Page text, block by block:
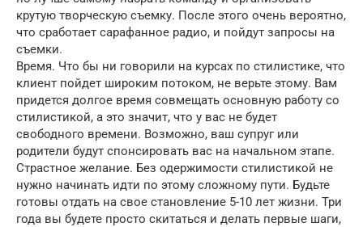
крутую творческую съемку. После этого очень вероятно,
что сработает сарафанное радио, и пойдут запросы на
съемки.
Время. Что бы ни говорили на курсах по стилистике, что
клиент пойдет широким потоком, не верьте этому. Вам
придется долгое время совмещать основную работу со
стилистикой, а это значит, что у вас не будет
свободного времени. Возможно, ваш супруг или
родители будут спонсировать вас на начальном этапе.
Страстное желание. Без одержимости стилистикой не
нужно начинать идти по этому сложному пути. Будьте
готовы отдать на свое становление 5-10 лет жизни. Три
года вы будете просто скитаться и делать первые шаги,